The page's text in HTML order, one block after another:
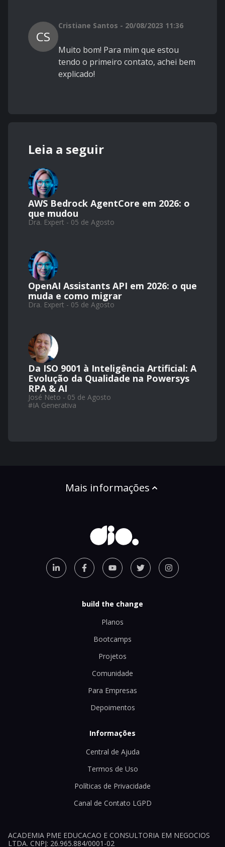
CS
Cristiane Santos - 20/08/2023 11:36
Muito bom! Para mim que estou
tendo o primeiro contato, achei bem
explicado!
Leia a seguir
AWS Bedrock AgentCore em 2026: o
que mudou
Dra. Expert - 05 de Agosto
OpenAI Assistants API em 2026: o que
muda e como migrar
Dra. Expert - 05 de Agosto
Da ISO 9001 à Inteligência Artificial: A
Evolução da Qualidade na Powersys
RPA & AI
José Neto - 05 de Agosto
#IA Generativa
Mais informações
build the change
Planos
Bootcamps
Projetos
Comunidade
Para Empresas
Depoimentos
Informações
Central de Ajuda
Termos de Uso
Políticas de Privacidade
Canal de Contato LGPD
ACADEMIA PME EDUCACAO E CONSULTORIA EM NEGOCIOS
LTDA. CNPJ: 26.965.884/0001-02